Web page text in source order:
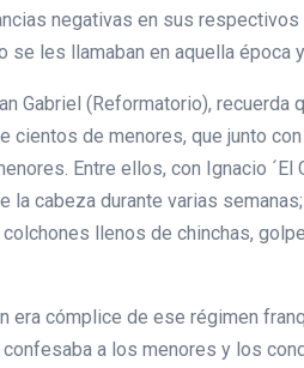
negativas en sus
les llamaban en aquella época
Gabriel (Reformatorio),
cientos de menores, que junto
Entre ellos, con Ignacio
la cabeza durante varias
llenos de chinchas,
cómplice de ese régimen
a los menores y los